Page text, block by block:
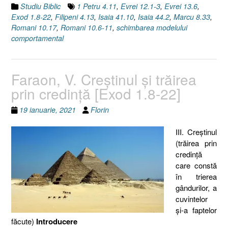
Studiu Biblic 1 Petru 4.11, Evrei 12.1-3, Evrei 13.6,
Exod 1.8-22, Filipeni 4.13, Isaia 41.10, Isaia 44.2, Marcu 8.33,
Romani 10.17, Romani 10.6-11, schimbarea modelului
comportamental
Faraon, V. Creştinul şi trăirea
prin credinţă [Exod 1.8-22]
19 ianuarie, 2021 Florin
III. Creştinul
(trăirea prin
credinţă
care constă
în trierea
gândurilor, a
cuvintelor
şi-a faptelor
făcute) Introducere